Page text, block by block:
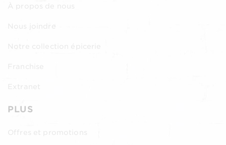
Nous joindre
PLUS